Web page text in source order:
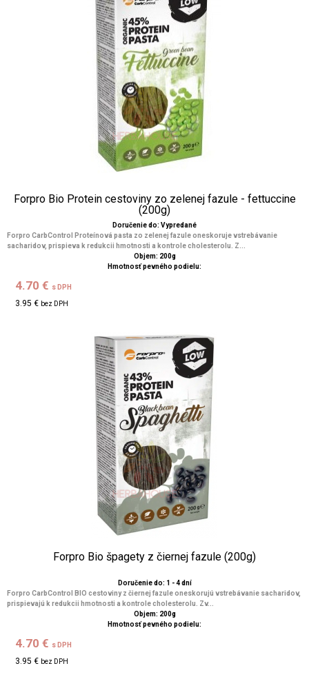
Forpro Bio Protein cestoviny zo zelenej fazule - fettuccine
(200g)
Doručenie do: Vypredané
Forpro CarbControl Proteínová pasta zo zelenej fazule oneskoruje vstrebávanie
sacharidov, prispieva k redukcii hmotnosti a kontrole cholesterolu. Z...
Objem: 200g
Hmotnosť pevného podielu:
4.70 € s DPH
3.95 € bez DPH
Forpro Bio špagety z čiernej fazule (200g)
Doručenie do: 1 - 4 dní
Forpro CarbControl BIO cestoviny z čiernej fazule oneskorujú vstrebávanie sacharidov,
prispievajú k redukcii hmotnosti a kontrole cholesterolu. Zv...
Objem: 200g
Hmotnosť pevného podielu:
4.70 € s DPH
3.95 € bez DPH